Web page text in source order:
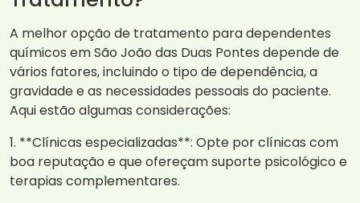
A melhor opção de tratamento para dependentes
químicos em São João das Duas Pontes depende de
vários fatores, incluindo o tipo de dependência, a
gravidade e as necessidades pessoais do paciente.
Aqui estão algumas considerações:
1. **Clínicas especializadas**: Opte por clínicas com
boa reputação e que ofereçam suporte psicológico e
terapias complementares.